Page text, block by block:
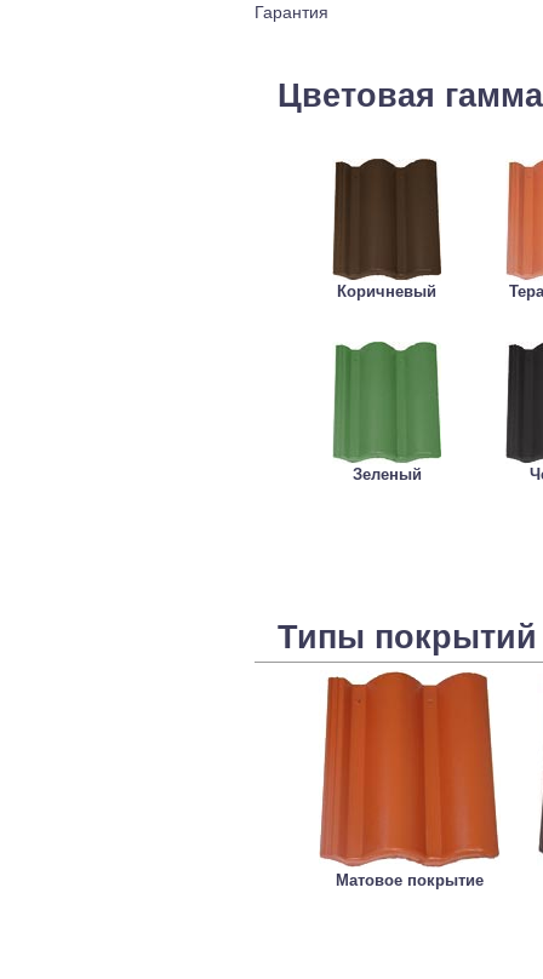
Гарантия
Цветовая гамма
Коричневый
Зеленый
Типы
Матовое покрытие